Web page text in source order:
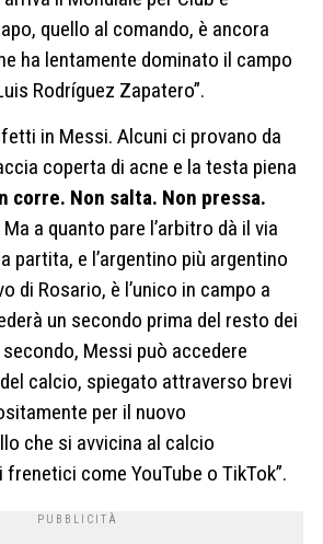
quello al comando, è ancora
ha lentamente dominato il campo
Rodríguez Zapatero”.
in Messi. Alcuni ci provano da
coperta di acne e la testa piena
corre. Non salta. Non pressa.
Ma a quanto pare l’arbitro dà il via
partita, e l’argentino più argentino
di Rosario, è l’unico in campo a
un secondo prima del resto dei
Messi può accedere
calcio, spiegato attraverso brevi
per il nuovo
che si avvicina al calcio
come YouTube o TikTok”.